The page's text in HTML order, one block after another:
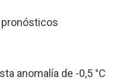
anomalía de -0,5 °C